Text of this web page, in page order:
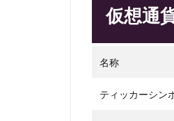
仮想通
名称
ティッカーシン